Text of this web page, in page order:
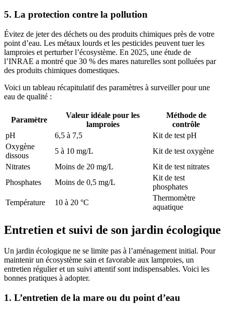
5. La protection contre la pollution
Évitez de jeter des déchets ou des produits chimiques près de votre
point d’eau. Les métaux lourds et les pesticides peuvent tuer les
lamproies et perturber l’écosystème. En 2025, une étude de
l’INRAE a montré que 30 % des mares naturelles sont polluées par
des produits chimiques domestiques.
Voici un tableau récapitulatif des paramètres à surveiller pour une
eau de qualité :
Paramètre
Valeur idéale pour les
lamproies
Méthode de
contrôle
pH
6,5 à 7,5
Kit de test pH
Oxygène
dissous
5 à 10 mg/L
Kit de test oxygène
Nitrates
Moins de 20 mg/L
Kit de test nitrates
Phosphates
Moins de 0,5 mg/L
Kit de test
phosphates
Température
10 à 20 °C
Thermomètre
aquatique
Entretien et suivi de son jardin écologique
Un jardin écologique ne se limite pas à l’aménagement initial. Pour
maintenir un écosystème sain et favorable aux lamproies, un
entretien régulier et un suivi attentif sont indispensables. Voici les
bonnes pratiques à adopter.
1. L’entretien de la mare ou du point d’eau